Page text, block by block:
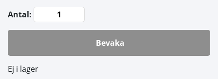
Antal:
Bevaka
Ej i lager